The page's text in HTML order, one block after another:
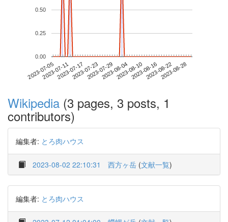
2023-07-052023-07-112023-07-172023-07-232023-07-292023-08-042023-08-102023-08-162023-08-222023-08-28
0.00
0.25
0.50
Wikipedia (3 pages, 3 posts, 1
contributors)
編集者: とろ肉ハウス
2023-08-02 22:10:31 西方ヶ岳 (文献一覧)
編集者: とろ肉ハウス